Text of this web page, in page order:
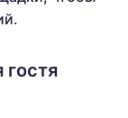
гостя